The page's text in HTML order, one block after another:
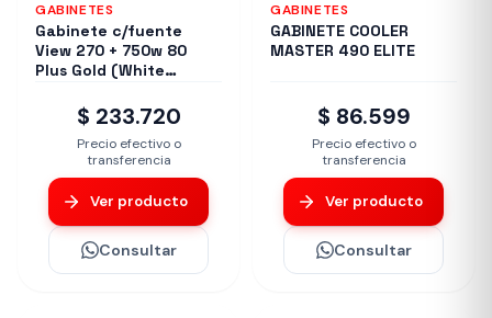
GABINETES
Gabinete c/fuente
View 270 + 750w 80
Plus Gold (White
$ 233.720
Precio efectivo o
transferencia
Ver producto
Consultar
GABINETES
GABINETE COOLER
MASTER 490 ELITE
$ 86.599
Precio efectivo o
transferencia
Ver producto
Consultar